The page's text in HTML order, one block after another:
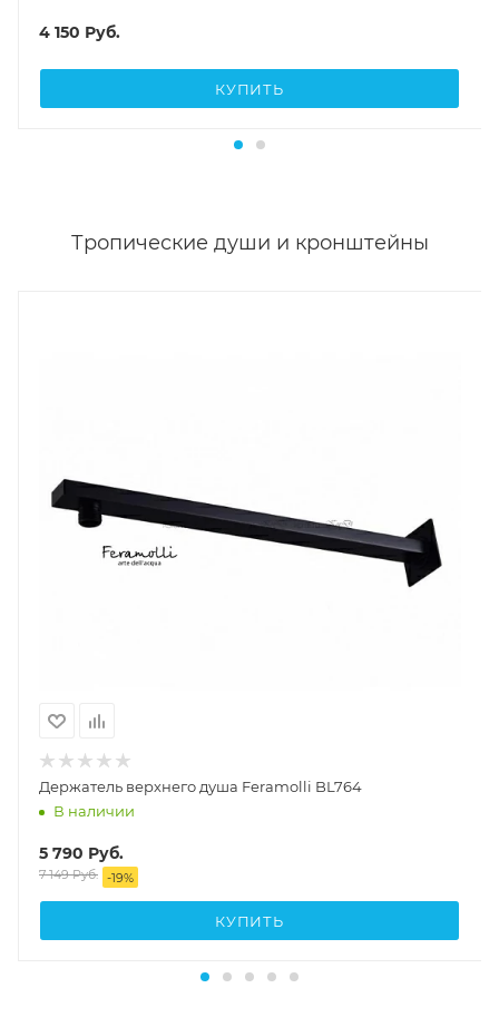
4 150 Руб.
КУПИТЬ
Тропические души и кронштейны
Держатель верхнего душа Feramolli BL764
В наличии
5 790 Руб.
7 149Руб. -19%
КУПИТЬ